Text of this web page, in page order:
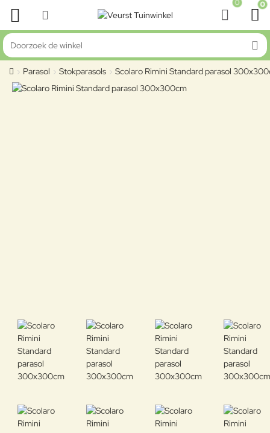
0 0
Doorzoek de winkel
home
Parasol Stokparasols Scolaro Rimini Standard parasol